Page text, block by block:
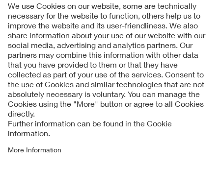
Folgen Sie uns
Contact
Imprint
Data Protection Notice
Cookies Notice